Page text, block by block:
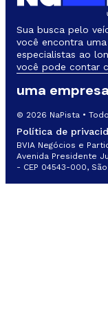
Sua busca pelo
você encontra
especialistas ao
você pode contar
© 2026 NaPista •
Política de
BVIA Negócios e
Avenida Presidente
- CEP 04543-000,
uma